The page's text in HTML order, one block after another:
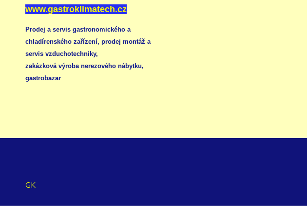
www.gastroklimatech.cz
Prodej a servis gastronomického a
chladírenského zařízení, prodej montáž a
servis vzduchotechniky,
zakázková výroba nerezového nábytku,
gastrobazar
GK